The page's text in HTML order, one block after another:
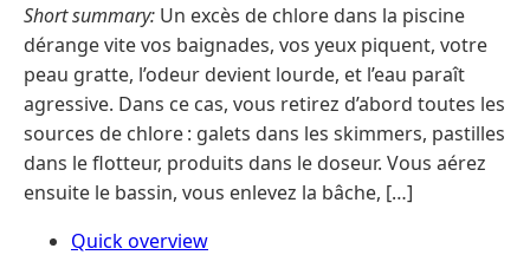
Short summary: Un excès de chlore dans la piscine
dérange vite vos baignades, vos yeux piquent, votre
peau gratte, l’odeur devient lourde, et l’eau paraît
agressive. Dans ce cas, vous retirez d’abord toutes les
sources de chlore : galets dans les skimmers, pastilles
dans le flotteur, produits dans le doseur. Vous aérez
ensuite le bassin, vous enlevez la bâche, […]
Quick overview